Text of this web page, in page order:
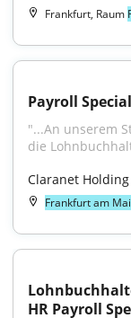
Frankfurt, Raum
Payroll
"...An unserem
die
Claranet Holding
Frankfurt am
HR Payroll